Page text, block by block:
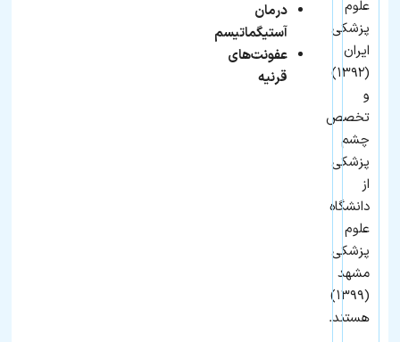
علوم
پزشکی
ایران
(۱۳۹۲)
و
تخصص
چشم
پزشکی
از
دانشگاه
علوم
پزشکی
مشهد
(۱۳۹۹)
هستند.
درمان
آستیگماتیسم
عفونت‌های
قرنیه